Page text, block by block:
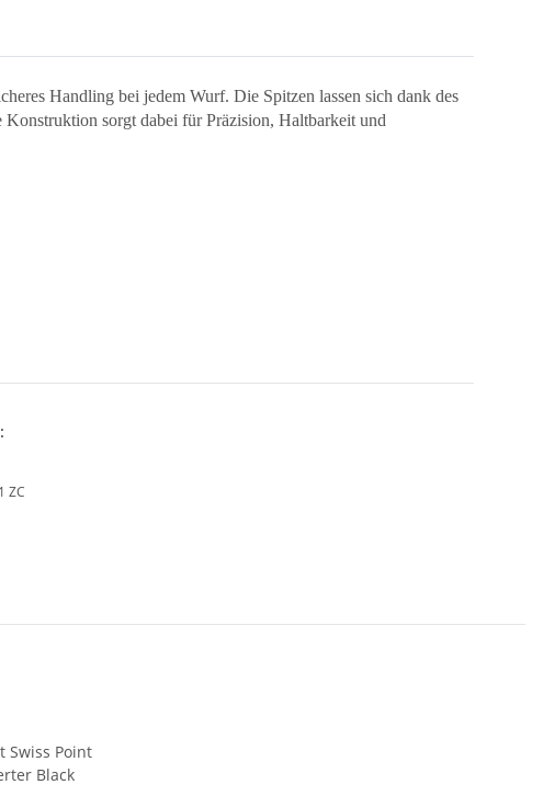
Handling bei jedem Wurf. Die Spitzen lassen sich dank des
sorgt dabei für Präzision, Haltbarkeit und
ZC